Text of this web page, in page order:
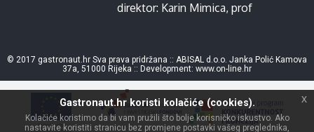
direktor: Karin Mimica, prof
© 2017 gastronaut.hr Sva prava pridržana :: ABISAL d.o.o. Janka Polić Kamova
37a, 51000 Rijeka :: Development: www.on-line.hr
Gastronaut.hr koristi kolačiće (cookies).
Kolačiće koristimo da bi vam pružili što bolje korisničko iskustvo. Ako
nastavite koristiti stranicu bez promjene postavki vašeg preglednika,
x